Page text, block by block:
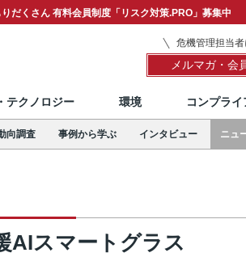
だくさん 有料会員制度「リスク対策.PRO」募集中
危機管理担当
メルマガ・会
テクノロジー 環境 コンプライ
向調査 事例から学ぶ インタビュー ニュ
AIスマートグラス